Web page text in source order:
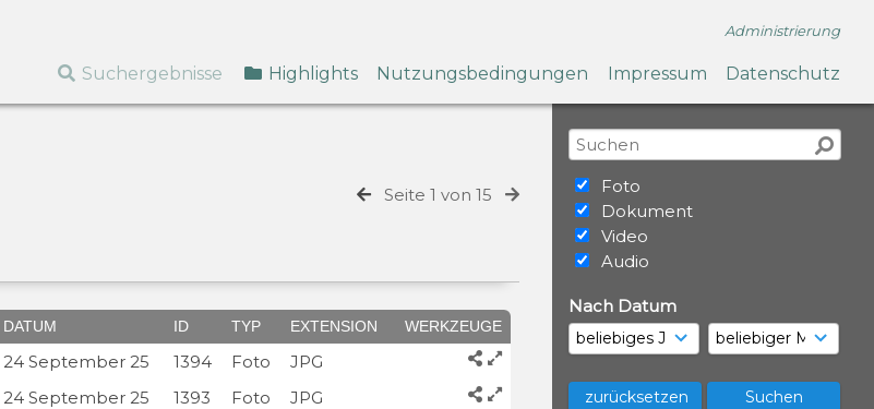
Administrierung
Suchergebnisse Highlights Nutzungsbedingungen Impressum Datenschutz
Foto
Dokument
Video
Audio
Nach Datum
Seite 1 von 15
DATUM ID TYP EXTENSION WERKZEUGE
24 September 25 1394 Foto
JPG
24 September 25 1393 Foto
JPG